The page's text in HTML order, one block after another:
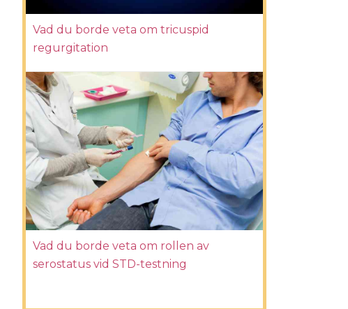
Vad du borde veta om tricuspid
regurgitation
Vad du borde veta om rollen av
serostatus vid STD-testning